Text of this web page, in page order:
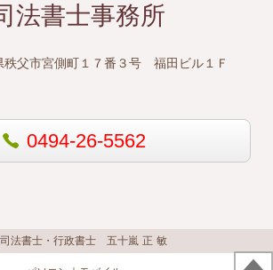
法書士事務所
父市宮側町１７番３号 福田ビル１Ｆ
0494-26-5562
法書士・行政書士 五十嵐 正 敏